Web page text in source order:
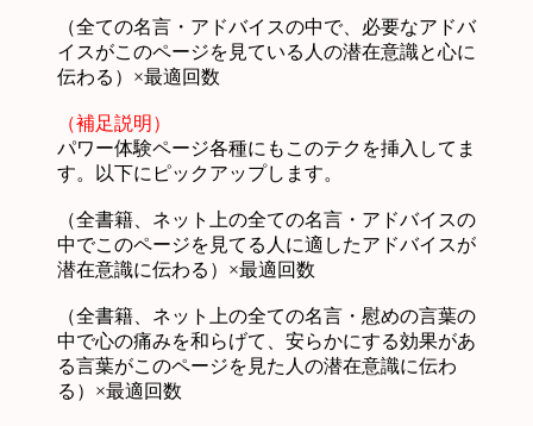
（全ての名言・アドバイスの中で、必要なアドバ
イスがこのページを見ている人の潜在意識と心に
伝わる）×最適回数
（補足説明）
パワー体験ページ各種にもこのテクを挿入してま
す。以下にピックアップします。
（全書籍、ネット上の全ての名言・アドバイスの
中でこのページを見てる人に適したアドバイスが
潜在意識に伝わる）×最適回数
（全書籍、ネット上の全ての名言・慰めの言葉の
中で心の痛みを和らげて、安らかにする効果があ
る言葉がこのページを見た人の潜在意識に伝わ
る）×最適回数